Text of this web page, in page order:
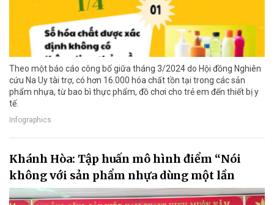
Theo một báo cáo công bố giữa tháng 3/2024 do Hội đồng Nghiên
cứu Na Uy tài trợ, có hơn 16.000 hóa chất tồn tại trong các sản
phẩm nhựa, từ bao bì thực phẩm, đồ chơi cho trẻ em đến thiết bị y
tế.
Infographics
Khánh Hòa: Tập huấn mô hình điểm “Nói
không với sản phẩm nhựa dùng một lần